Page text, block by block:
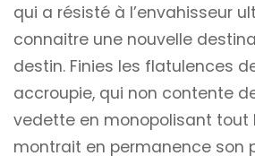
qui a résisté à l’envahisseur
connaitre une nouvelle
destin. Finies les flatulences
accroupie, qui non contente
vedette en monopolisant tout
montrait en permanence son